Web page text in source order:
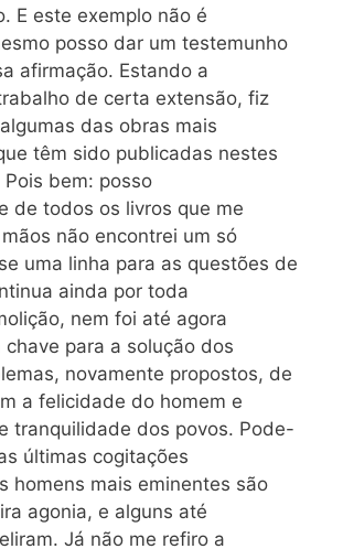
E este exemplo não é
posso dar um testemunho
afirmação. Estando a
de certa extensão, fiz
das obras mais
têm sido publicadas nestes
bem: posso
de todos os livros que me
não encontrei um só
uma linha para as questões de
ainda por toda
nem foi até agora
para a solução dos
novamente propostos, de
a felicidade do homem e
tranquilidade dos povos. Pode-
últimas cogitações
homens mais eminentes são
agonia, e alguns até
Já não me refiro a